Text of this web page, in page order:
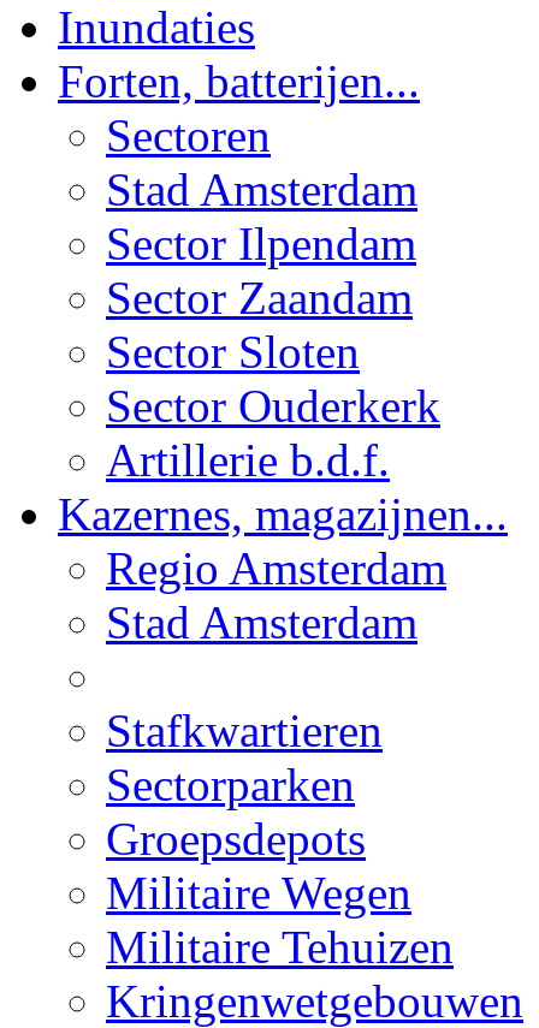
Inundaties
Forten, batterijen...
Sectoren
Stad Amsterdam
Sector Ilpendam
Sector Zaandam
Sector Sloten
Sector Ouderkerk
Artillerie b.d.f.
Kazernes, magazijnen...
Regio Amsterdam
Stad Amsterdam
Stafkwartieren
Sectorparken
Groepsdepots
Militaire Wegen
Militaire Tehuizen
Kringenwetgebouwen